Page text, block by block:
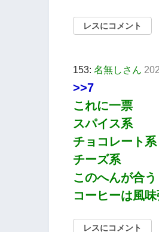
レスにコメント
153: 名無しさん
>>7
これに一票
スパイス系
チョコレート系
チーズ系
このへんが合う
コーヒーは風
レスにコメント